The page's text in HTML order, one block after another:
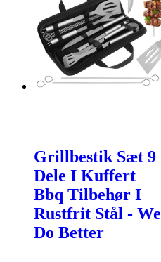
Grillbestik Sæt 9
Dele I Kuffert
Bbq Tilbehør I
Rustfrit Stål - We
Do Better